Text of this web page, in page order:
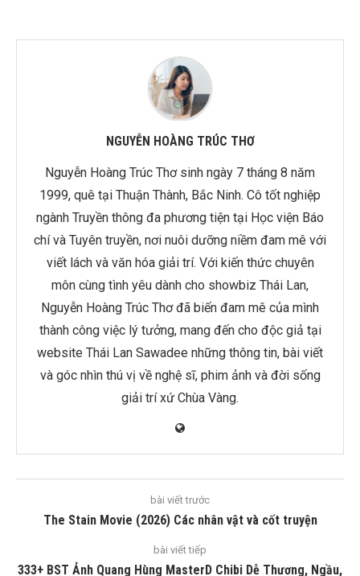
NGUYỄN HOÀNG TRÚC THƠ
Nguyễn Hoàng Trúc Thơ sinh ngày 7 tháng 8 năm
1999, quê tại Thuận Thành, Bắc Ninh. Cô tốt nghiệp
ngành Truyền thông đa phương tiện tại Học viện Báo
chí và Tuyên truyền, nơi nuôi dưỡng niềm đam mê với
viết lách và văn hóa giải trí. Với kiến thức chuyên
môn cùng tình yêu dành cho showbiz Thái Lan,
Nguyễn Hoàng Trúc Thơ đã biến đam mê của mình
thành công việc lý tưởng, mang đến cho độc giả tại
website Thái Lan Sawadee những thông tin, bài viết
và góc nhìn thú vị về nghệ sĩ, phim ảnh và đời sống
giải trí xứ Chùa Vàng.
bài viết trước
The Stain Movie (2026) Các nhân vật và cốt truyện
bài viết tiếp
333+ BST Ảnh Quang Hùng MasterD Chibi Dễ Thương, Ngầu,